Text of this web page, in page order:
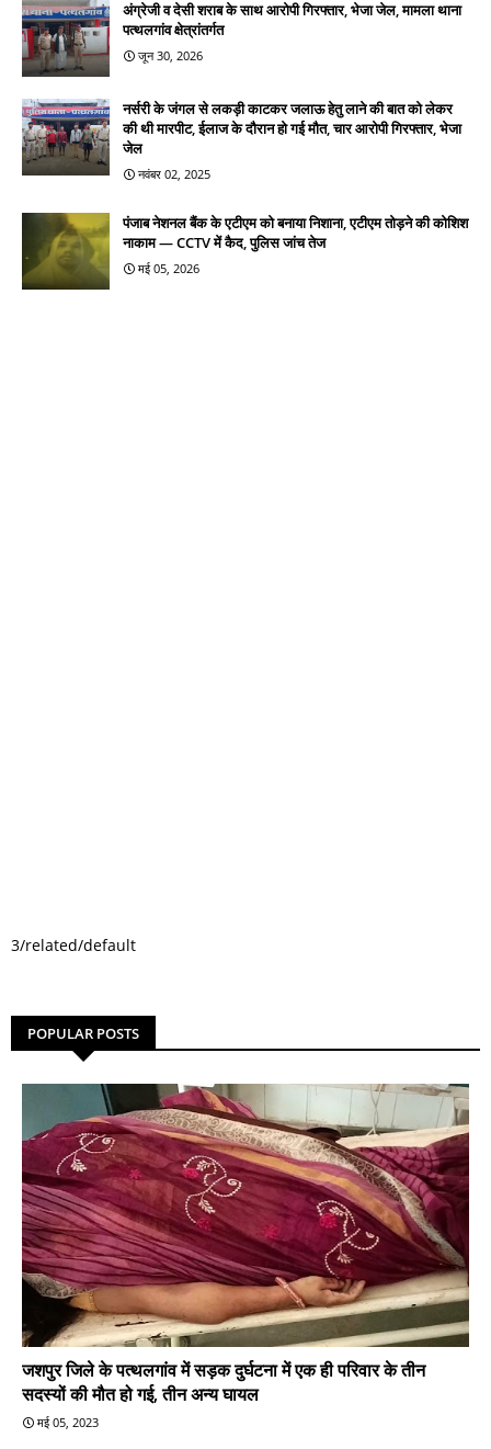
अंग्रेजी व देसी शराब के साथ आरोपी गिरफ्तार, भेजा जेल, मामला थाना
पत्थलगांव क्षेत्रांतर्गत
जून 30, 2026
नर्सरी के जंगल से लकड़ी काटकर जलाऊ हेतु लाने की बात को लेकर
की थी मारपीट, ईलाज के दौरान हो गई मौत, चार आरोपी गिरफ्तार, भेजा
जेल
नवंबर 02, 2025
पंजाब नेशनल बैंक के एटीएम को बनाया निशाना, एटीएम तोड़ने की कोशिश
नाकाम — CCTV में कैद, पुलिस जांच तेज
मई 05, 2026
3/related/default
POPULAR POSTS
जशपुर जिले के पत्थलगांव में सड़क दुर्घटना में एक ही परिवार के तीन
सदस्यों की मौत हो गई, तीन अन्य घायल
मई 05, 2023